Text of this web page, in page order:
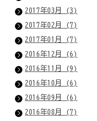
2017年03月 (3)
2017年02月 (7)
2017年01月 (7)
2016年12月 (6)
2016年11月 (9)
2016年10月 (6)
2016年09月 (6)
2016年08月 (7)